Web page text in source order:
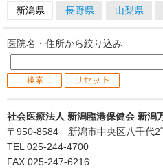
新潟県 長野県 山梨県
医院名・住所から絞り込み
社会医療法人 新潟臨港保健会 新潟
〒950-8584 新潟市中央区八千代2
TEL 025-244-4700
FAX 025-247-6216